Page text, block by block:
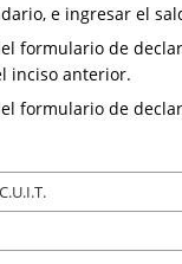
e ingresar el
formulario de
inciso anterior.
formulario de